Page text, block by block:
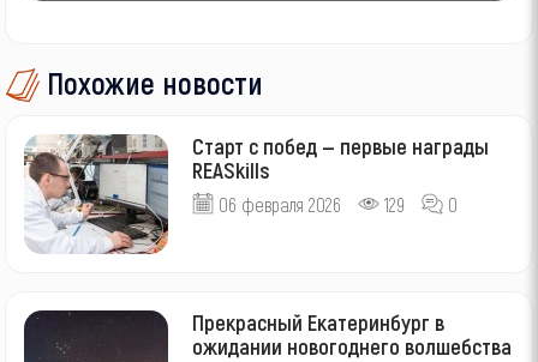
Похожие новости
Старт с побед — первые награды
REASkills
06 февраля 2026 129 0
Прекрасный Екатеринбург в
ожидании новогоднего волшебства